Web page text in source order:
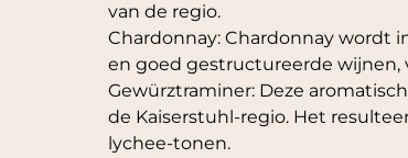
van de regio.
Chardonnay: Chardonnay wordt
en goed gestructureerde
Gewürztraminer: Deze
de Kaiserstuhl-regio. Het
lychee-tonen.